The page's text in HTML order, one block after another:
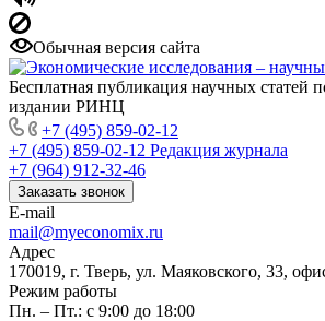
Обычная версия сайта
Бесплатная публикация научных статей
издании РИНЦ
+7 (495) 859-02-12
+7 (495) 859-02-12 Редакция журнала
+7 (964) 912-32-46
Заказать звонок
E-mail
mail@myeconomix.ru
Адрес
170019, г. Тверь, ул. Маяковского, 33,
Режим работы
Пн. – Пт.: с 9:00 до 18:00